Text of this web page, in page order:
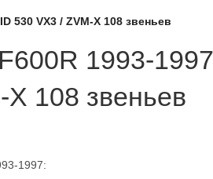
530 VX3 / ZVM-X 108 звеньев
1993-
108 звеньев
1997: